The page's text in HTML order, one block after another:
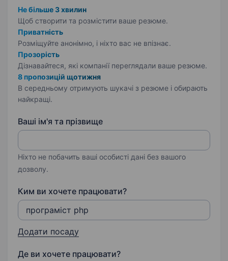
Не більше 3 хвилин
Щоб створити та розмістити ваше резюме.
Приватність
Розміщуйте анонімно, і ніхто вас не впізнає.
Прозорість
Дізнавайтеся, які компанії переглядали ваше резюме.
8 пропозицій щотижня
В середньому отримують шукачі з резюме і обирають
найкращі.
Ваші ім'я та прізвище
Ніхто не побачить ваші особисті дані без вашого
дозволу.
Ким ви хочете працювати?
Додати посаду
Де ви хочете працювати?